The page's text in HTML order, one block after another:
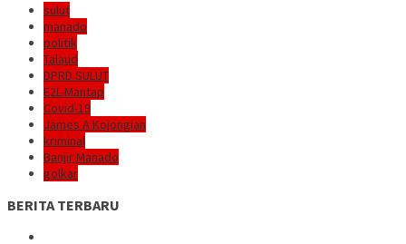
sulut
manado
politik
Talaud
DPRD SULUT
E2L-Mantap
Covid-19
James A Kojongian
kriminal
Banjir Manado
golkar
BERITA TERBARU